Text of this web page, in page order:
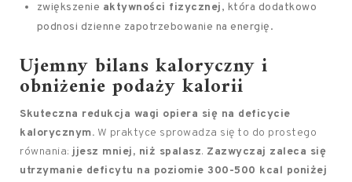
zwiększenie aktywności fizycznej, która dodatkowo
podnosi dzienne zapotrzebowanie na energię.
Ujemny bilans kaloryczny i
obniżenie podaży kalorii
Skuteczna redukcja wagi opiera się na deficycie
kalorycznym. W praktyce sprowadza się to do prostego
równania: jjesz mniej, niż spalasz. Zazwyczaj zaleca się
utrzymanie deficytu na poziomie 300-500 kcal poniżej